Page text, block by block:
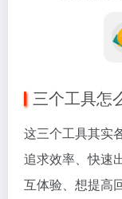
三个工具怎
这三个工具其实
追求效率、快速
互体验、想提高